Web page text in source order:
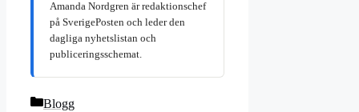
Amanda Nordgren är redaktionschef
på SverigePosten och leder den
dagliga nyhetslistan och
publiceringsschemat.
Kategorier
Blogg